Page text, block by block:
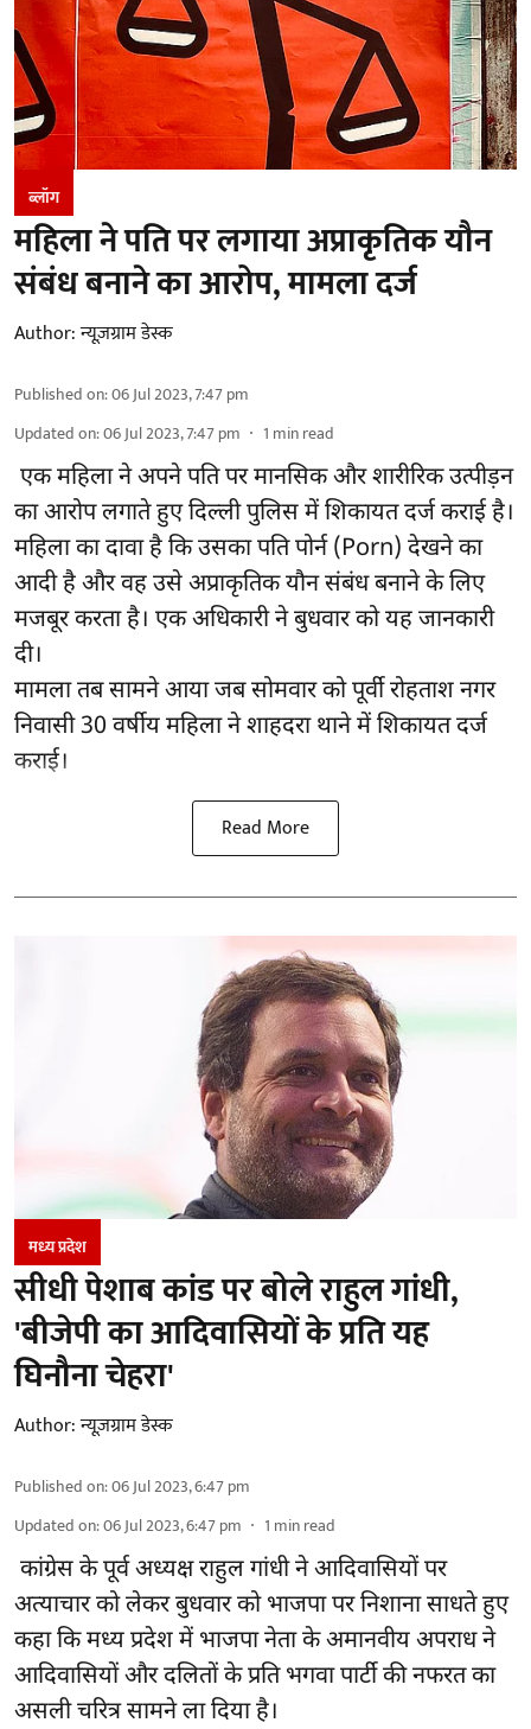
ब्लॉग
महिला ने पति पर लगाया अप्राकृतिक यौन
संबंध बनाने का आरोप, मामला दर्ज
Author:न्यूज़ग्राम डेस्क
Published on:06 Jul 2023, 7:47 pm
Updated on:06 Jul 2023, 7:47 pm 1 min read
एक महिला ने अपने पति पर मानसिक और शारीरिक उत्पीड़न
का आरोप लगाते हुए दिल्ली पुलिस में शिकायत दर्ज कराई है।
महिला का दावा है कि उसका पति पोर्न (Porn) देखने का
आदी है और वह उसे अप्राकृतिक यौन संबंध बनाने के लिए
मजबूर करता है। एक अधिकारी ने बुधवार को यह जानकारी
दी।
मामला तब सामने आया जब सोमवार को पूर्वी रोहताश नगर
निवासी 30 वर्षीय महिला ने शाहदरा थाने में शिकायत दर्ज
कराई।
Read More
मध्‍य प्रदेश
सीधी पेशाब कांड पर बोले राहुल गांधी,
'बीजेपी का आदिवासियों के प्रति यह
घिनौना चेहरा'
Author:न्यूज़ग्राम डेस्क
Published on:06 Jul 2023, 6:47 pm
Updated on:06 Jul 2023, 6:47 pm 1 min read
कांग्रेस के पूर्व अध्यक्ष राहुल गांधी ने आदिवासियों पर
अत्याचार को लेकर बुधवार को भाजपा पर निशाना साधते हुए
कहा कि मध्य प्रदेश में भाजपा नेता के अमानवीय अपराध ने
आदिवासियों और दलितों के प्रति भगवा पार्टी की नफरत का
असली चरित्र सामने ला दिया है।